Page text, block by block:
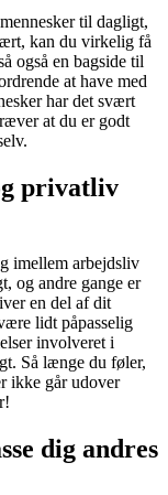
til dagligt,
kan du virkelig få
også en bagside til
at have med
har det svært
at du er godt
privatliv
imellem arbejdsliv
og andre gange er
en del af dit
lidt påpasselig
involveret i
Så længe du føler,
ikke går udover
dig andres